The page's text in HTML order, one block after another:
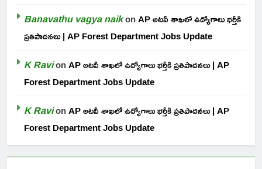
Banavathu vagya naikonAP అటవీ శాఖలో ఉద్యోగాలు భర్తీకి
ప్రతిపాదనలు | AP Forest Department Jobs Update
K RavionAP అటవీ శాఖలో ఉద్యోగాలు భర్తీకి ప్రతిపాదనలు | AP
Forest Department Jobs Update
K RavionAP అటవీ శాఖలో ఉద్యోగాలు భర్తీకి ప్రతిపాదనలు | AP
Forest Department Jobs Update